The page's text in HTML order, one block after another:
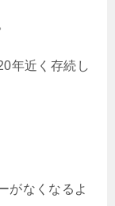
年近く存続し
がなくなるよ